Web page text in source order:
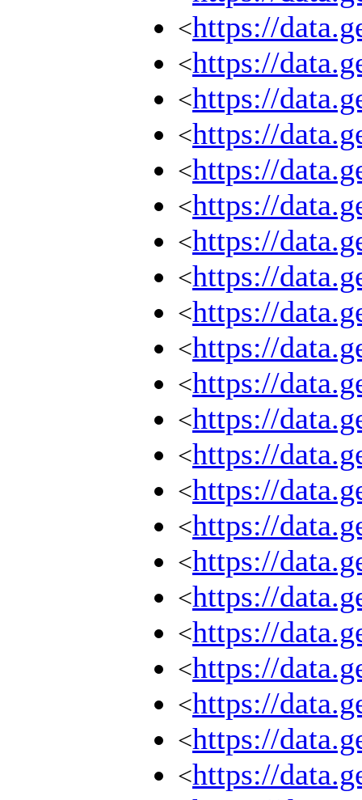
<https://
<https://
<https://
<https://
<https://
<https://
<https://
<https://
<https://
<https://
<https://
<https://
<https://
<https://
<https://
<https://
<https://
<https://
<https://
<https://
<https://
<https://